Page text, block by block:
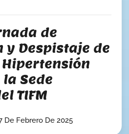
de
y Despistaje de
Hipertensión
Sede
TIFM
De Febrero De 2025